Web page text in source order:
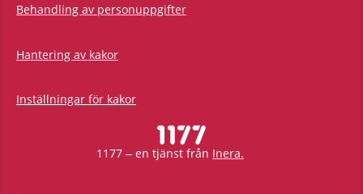
Behandling av personuppgifter
Hantering av kakor
Inställningar för kakor
1177 – en tjänst från Inera.